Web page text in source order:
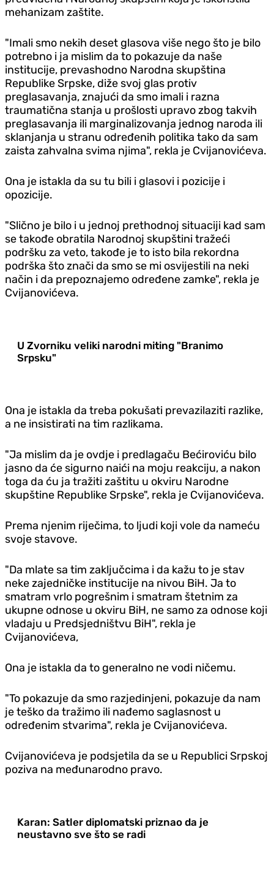
mehanizam zaštite.
"Imali smo nekih deset glasova više nego što je bilo
potrebno i ja mislim da to pokazuje da naše
institucije, prevashodno Narodna skupština
Republike Srpske, diže svoj glas protiv
preglasavanja, znajući da smo imali i razna
traumatična stanja u prošlosti upravo zbog takvih
preglasavanja ili marginalizovanja jednog naroda ili
sklanjanja u stranu određenih politika tako da sam
zaista zahvalna svima njima", rekla je Cvijanovićeva.
Ona je istakla da su tu bili i glasovi i pozicije i
opozicije.
"Slično je bilo i u jednoj prethodnoj situaciji kad sam
se takođe obratila Narodnoj skupštini tražeći
podršku za veto, takođe je to isto bila rekordna
podrška što znači da smo se mi osvijestili na neki
način i da prepoznajemo određene zamke", rekla je
Cvijanovićeva.
U Zvorniku veliki narodni miting "Branimo
Srpsku"
Ona je istakla da treba pokušati prevazilaziti razlike,
a ne insistirati na tim razlikama.
"Ja mislim da je ovdje i predlagaču Bećiroviću bilo
jasno da će sigurno naići na moju reakciju, a nakon
toga da ću ja tražiti zaštitu u okviru Narodne
skupštine Republike Srpske", rekla je Cvijanovićeva.
Prema njenim riječima, to ljudi koji vole da nameću
svoje stavove.
"Da mlate sa tim zaključcima i da kažu to je stav
neke zajedničke institucije na nivou BiH. Ja to
smatram vrlo pogrešnim i smatram štetnim za
ukupne odnose u okviru BiH, ne samo za odnose koji
vladaju u Predsjedništvu BiH", rekla je
Cvijanovićeva,
Ona je istakla da to generalno ne vodi ničemu.
"To pokazuje da smo razjedinjeni, pokazuje da nam
je teško da tražimo ili nađemo saglasnost u
određenim stvarima", rekla je Cvijanovićeva.
Cvijanovićeva je podsjetila da se u Republici Srpskoj
poziva na međunarodno pravo.
Karan: Satler diplomatski priznao da je
neustavno sve što se radi